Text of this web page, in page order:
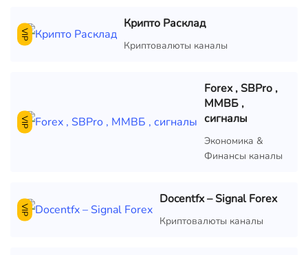
VIP
Крипто Расклад
Криптовалюты каналы
VIP
Forex , SBPro ,
ММВБ ,
сигналы
Экономика &
Финансы каналы
VIP
Docentfx – Signal Forex
Криптовалюты каналы